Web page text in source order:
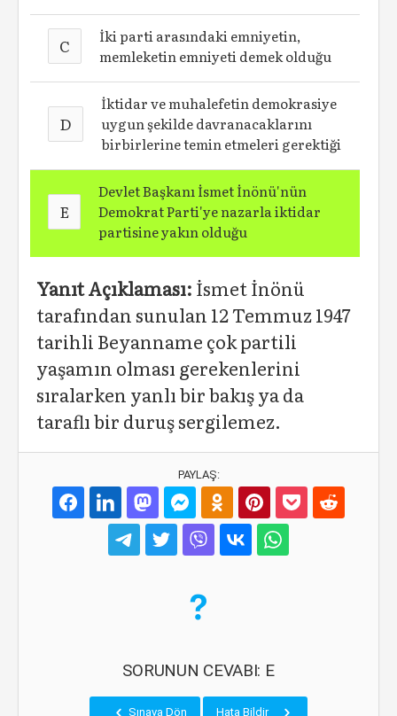
C
İki parti arasındaki emniyetin,
memleketin emniyeti demek olduğu
D
İktidar ve muhalefetin demokrasiye
uygun şekilde davranacaklarını
birbirlerine temin etmeleri gerektiği
E
Devlet Başkanı İsmet İnönü'nün
Demokrat Parti'ye nazarla iktidar
partisine yakın olduğu
Yanıt Açıklaması: İsmet İnönü
tarafından sunulan 12 Temmuz 1947
tarihli Beyanname çok partili
yaşamın olması gerekenlerini
sıralarken yanlı bir bakış ya da
taraflı bir duruş sergilemez.
PAYLAŞ:
SORUNUN CEVABI: E
Sınava Dön Hata Bildir